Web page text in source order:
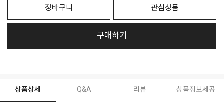
장바구니 관심상품
구매하기
상품상세 Q&A 리뷰 상품정보제공